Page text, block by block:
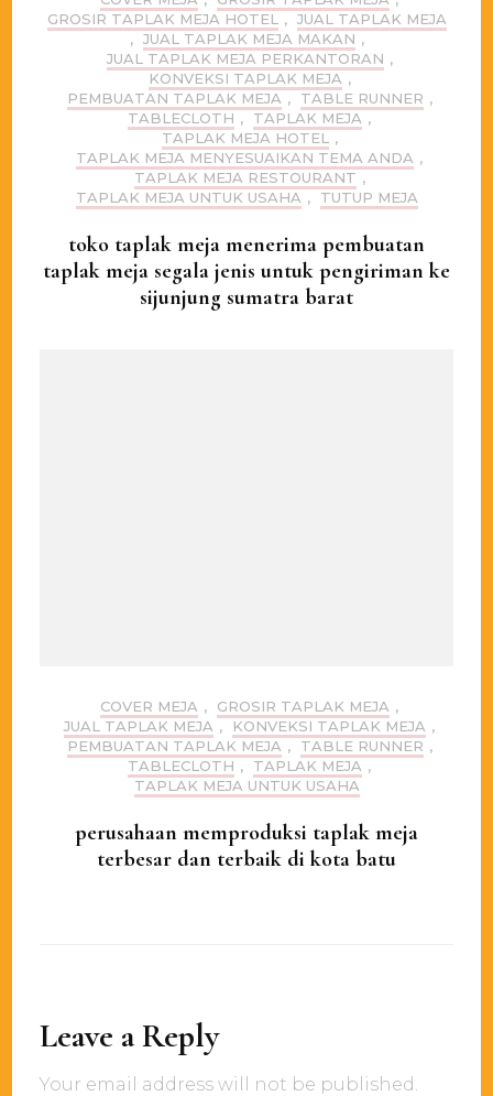
GROSIR TAPLAK MEJA HOTEL
, JUAL TAPLAK MEJA
, JUAL TAPLAK MEJA MAKAN ,
JUAL TAPLAK MEJA PERKANTORAN ,
KONVEKSI TAPLAK MEJA ,
PEMBUATAN TAPLAK MEJA , TABLE RUNNER ,
TABLECLOTH , TAPLAK MEJA ,
TAPLAK MEJA HOTEL
,
TAPLAK MEJA MENYESUAIKAN TEMA ANDA ,
TAPLAK MEJA RESTOURANT ,
TAPLAK MEJA UNTUK USAHA , TUTUP MEJA
toko taplak meja menerima pembuatan
taplak meja segala jenis untuk pengiriman ke
sijunjung sumatra barat
COVER MEJA , GROSIR TAPLAK MEJA ,
JUAL TAPLAK MEJA , KONVEKSI TAPLAK MEJA ,
PEMBUATAN TAPLAK MEJA , TABLE RUNNER ,
TABLECLOTH , TAPLAK MEJA ,
TAPLAK MEJA UNTUK USAHA
perusahaan memproduksi taplak meja
terbesar dan terbaik di kota batu
Leave a Reply
Your email address will not be published.